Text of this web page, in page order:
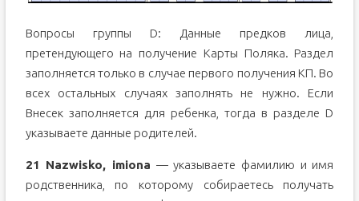
Вопросы группы D: Данные предков
лица,
претендующего на получение Карты Поляка. Раздел
заполняется только в случае первого получения КП. Во
всех остальных случаях заполнять не нужно. Если
Внесек заполняется для ребенка, тогда в разделе D
указываете данные родителей.
21 Nazwisko, imiona — указываете фамилию и имя
родственника, по которому собираетесь получать